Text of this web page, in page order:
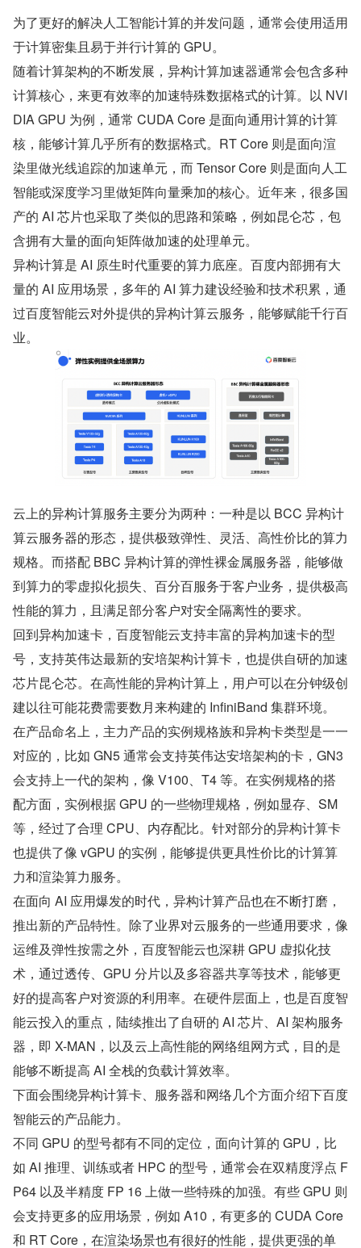
为了更好的解决人工智能计算的并发问题，通常会使用适用
于计算密集且易于并行计算的 GPU。
随着计算架构的不断发展，异构计算加速器通常会包含多种
计算核心，来更有效率的加速特殊数据格式的计算。以 NVI
DIA GPU 为例，通常 CUDA Core 是面向通用计算的计算
核，能够计算几乎所有的数据格式。RT Core 则是面向渲
染里做光线追踪的加速单元，而 Tensor Core 则是面向人工
智能或深度学习里做矩阵向量乘加的核心。近年来，很多国
产的 AI 芯片也采取了类似的思路和策略，例如昆仑芯，包
含拥有大量的面向矩阵做加速的处理单元。
异构计算是 AI 原生时代重要的算力底座。百度内部拥有大
量的 AI 应用场景，多年的 AI 算力建设经验和技术积累，通
过百度智能云对外提供的异构计算云服务，能够赋能千行百
业。
云上的异构计算服务主要分为两种：一种是以 BCC 异构计
算云服务器的形态，提供极致弹性、灵活、高性价比的算力
规格。而搭配 BBC 异构计算的弹性裸金属服务器，能够做
到算力的零虚拟化损失、百分百服务于客户业务，提供极高
性能的算力，且满足部分客户对安全隔离性的要求。
回到异构加速卡，百度智能云支持丰富的异构加速卡的型
号，支持英伟达最新的安培架构计算卡，也提供自研的加速
芯片昆仑芯。在高性能的异构计算上，用户可以在分钟级创
建以往可能花费需要数月来构建的 InfiniBand 集群环境。
在产品命名上，主力产品的实例规格族和异构卡类型是一一
对应的，比如 GN5 通常会支持英伟达安培架构的卡，GN3
会支持上一代的架构，像 V100、T4 等。在实例规格的搭
配方面，实例根据 GPU 的一些物理规格，例如显存、SM
等，经过了合理 CPU、内存配比。针对部分的异构计算卡
也提供了像 vGPU 的实例，能够提供更具性价比的计算算
力和渲染算力服务。
在面向 AI 应用爆发的时代，异构计算产品也在不断打磨，
推出新的产品特性。除了业界对云服务的一些通用要求，像
运维及弹性按需之外，百度智能云也深耕 GPU 虚拟化技
术，通过透传、GPU 分片以及多容器共享等技术，能够更
好的提高客户对资源的利用率。在硬件层面上，也是百度智
能云投入的重点，陆续推出了自研的 AI 芯片、AI 架构服务
器，即 X-MAN，以及云上高性能的网络组网方式，目的是
能够不断提高 AI 全栈的负载计算效率。
下面会围绕异构计算卡、服务器和网络几个方面介绍下百度
智能云的产品能力。
不同 GPU 的型号都有不同的定位，面向计算的 GPU，比
如 AI 推理、训练或者 HPC 的型号，通常会在双精度浮点 F
P64 以及半精度 FP 16 上做一些特殊的加强。有些 GPU 则
会支持更多的应用场景，例如 A10，有更多的 CUDA Core
和 RT Core，在渲染场景也有很好的性能，提供更强的单